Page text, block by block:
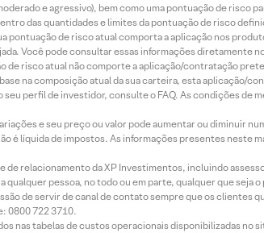
e agressivo), bem como uma pontuação de risco
das quantidades e limites da pontuação de risco
de risco atual comporta a aplicação nos
Você pode consultar essas informações diretamente
de risco atual não comporte a aplicação/contratação
na composição atual da sua carteira, esta aplicação/
perfil de investidor, consulte o FAQ. As condições de
e seu preço ou valor pode aumentar ou diminuir
é líquida de impostos. As informações presentes neste
relacionamento da XP Investimentos, incluindo
qualquer pessoa, no todo ou em parte, qualquer que
de servir de canal de contato sempre que os clientes
0800 722 3710.
nas tabelas de custos operacionais disponibilizadas no